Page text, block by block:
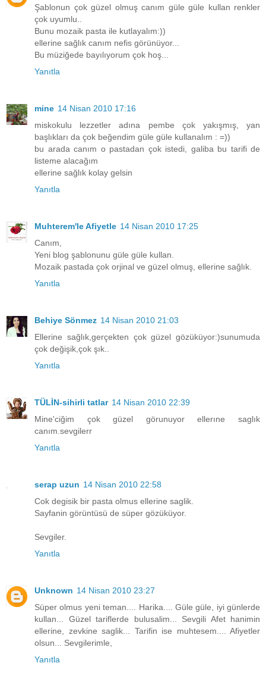
Şablonun çok güzel olmuş canım güle güle kullan renkler
çok uyumlu..
Bunu mozaik pasta ile kutlayalım:))
ellerine sağlık canım nefis görünüyor...
Bu müziğede bayılıyorum çok hoş...
Yanıtla
mine 14 Nisan 2010 17:16
miskokulu lezzetler adına pembe çok yakışmış, yan
başlıkları da çok beğendim güle güle kullanalım : =))
bu arada canım o pastadan çok istedi, galiba bu tarifi de
listeme alacağım
ellerine sağlık kolay gelsin
Yanıtla
Muhterem'le Afiyetle 14 Nisan 2010 17:25
Canım,
Yeni blog şablonunu güle güle kullan.
Mozaik pastada çok orjinal ve güzel olmuş, ellerine sağlık.
Yanıtla
Behiye Sönmez 14 Nisan 2010 21:03
Ellerine sağlık,gerçekten çok güzel gözüküyor:)sunumuda
çok değişik,çok şık..
Yanıtla
TÜLİN-sihirli tatlar 14 Nisan 2010 22:39
Mine'ciğim çok güzel görunuyor ellerıne saglık
canım.sevgilerr
Yanıtla
serap uzun 14 Nisan 2010 22:58
Cok degisik bir pasta olmus ellerine saglik.
Sayfanin görüntüsü de süper gözüküyor.
Sevgiler.
Yanıtla
Unknown 14 Nisan 2010 23:27
Süper olmus yeni teman.... Harika.... Güle güle, iyi günlerde
kullan... Güzel tariflerde bulusalim... Sevgili Afet hanimin
ellerine, zevkine saglik... Tarifin ise muhtesem.... Afiyetler
olsun... Sevgilerimle,
Yanıtla